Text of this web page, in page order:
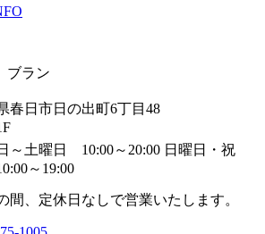
ブラン
春日市日の出町6丁目48
～土曜日 10:00～20:00 日曜日・祝
～19:00
間、定休日なしで営業いたします。